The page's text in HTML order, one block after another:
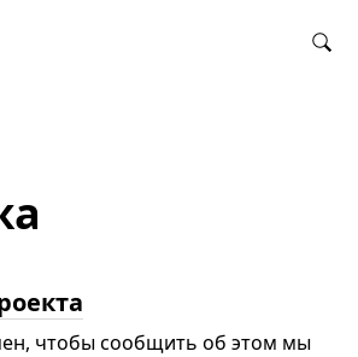
чтобы сообщить об этом мы